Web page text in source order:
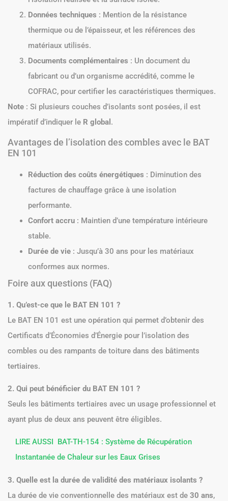
Données techniques : Mention de la résistance
thermique ou de l’épaisseur, et les références des
matériaux utilisés.
Documents complémentaires : Un document du
fabricant ou d’un organisme accrédité, comme le
COFRAC, pour certifier les caractéristiques thermiques.
Note : Si plusieurs couches d’isolants sont posées, il est
impératif d’indiquer le R global .
Avantages de l’isolation des combles avec le BAT
EN 101
Réduction des coûts énergétiques : Diminution des
factures de chauffage grâce à une isolation
performante.
Confort accru : Maintien d’une température intérieure
stable.
Durée de vie : Jusqu’à 30 ans pour les matériaux
conformes aux normes.
Foire aux questions (FAQ)
1. Qu’est-ce que le BAT EN 101 ?
Le BAT EN 101 est une opération qui permet d’obtenir des
Certificats d’Économies d’Énergie pour l’isolation des
combles ou des rampants de toiture dans des bâtiments
tertiaires.
2. Qui peut bénéficier du BAT EN 101 ?
Seuls les bâtiments tertiaires avec un usage professionnel et
ayant plus de deux ans peuvent être éligibles.
LIRE AUSSI
BAT-TH-154 : Système de Récupération
Instantanée de Chaleur sur les Eaux Grises
3. Quelle est la durée de validité des matériaux isolants ?
La durée de vie conventionnelle des matériaux est de 30 ans,